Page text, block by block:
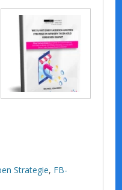
Strategie, FB-